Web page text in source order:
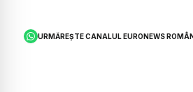
URMĂREȘTE CANALUL EURONEWS